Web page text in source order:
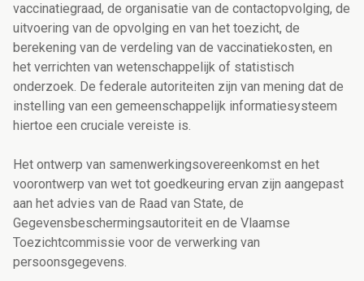
vaccinatiegraad, de organisatie van de contactopvolging, de
uitvoering van de opvolging en van het toezicht, de
berekening van de verdeling van de vaccinatiekosten, en
het verrichten van wetenschappelijk of statistisch
onderzoek. De federale autoriteiten zijn van mening dat de
instelling van een gemeenschappelijk informatiesysteem
hiertoe een cruciale vereiste is.
Het ontwerp van samenwerkingsovereenkomst en het
voorontwerp van wet tot goedkeuring ervan zijn aangepast
aan het advies van de Raad van State, de
Gegevensbeschermingsautoriteit en de Vlaamse
Toezichtcommissie voor de verwerking van
persoonsgegevens.